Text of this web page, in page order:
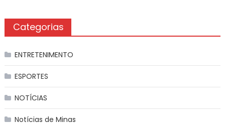
Categorias
ENTRETENIMENTO
ESPORTES
NOTÍCIAS
Notícias de Minas